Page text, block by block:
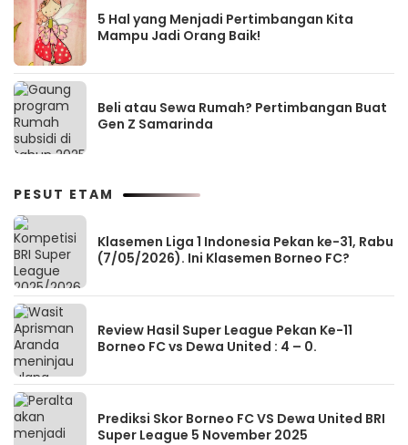
5 Hal yang Menjadi Pertimbangan Kita
Mampu Jadi Orang Baik!
Beli atau Sewa Rumah? Pertimbangan Buat
Gen Z Samarinda
PESUT ETAM
Klasemen Liga 1 Indonesia Pekan ke-31, Rabu
(7/05/2026). Ini Klasemen Borneo FC?
Review Hasil Super League Pekan Ke-11
Borneo FC vs Dewa United : 4 – 0.
Prediksi Skor Borneo FC VS Dewa United BRI
Super League 5 November 2025